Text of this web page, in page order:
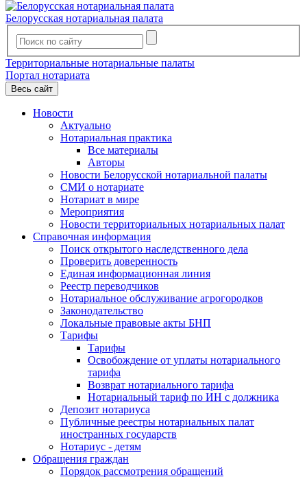
Белорусская нотариальная палата
Территориальные нотариальные палаты
Портал нотариата
Весь сайт
Новости
Актуально
Нотариальная практика
Все материалы
Авторы
Новости Белорусской нотариальной палаты
СМИ о нотариате
Нотариат в мире
Мероприятия
Новости территориальных нотариальных палат
Справочная информация
Поиск открытого наследственного дела
Проверить доверенность
Единая информационная линия
Реестр переводчиков
Нотариальное обслуживание агрогородков
Законодательство
Локальные правовые акты БНП
Тарифы
Тарифы
Освобождение от уплаты нотариального
тарифа
Возврат нотариального тарифа
Нотариальный тариф по ИН с должника
Депозит нотариуса
Публичные реестры нотариальных палат
иностранных государств
Нотариус - детям
Обращения граждан
Порядок рассмотрения обращений